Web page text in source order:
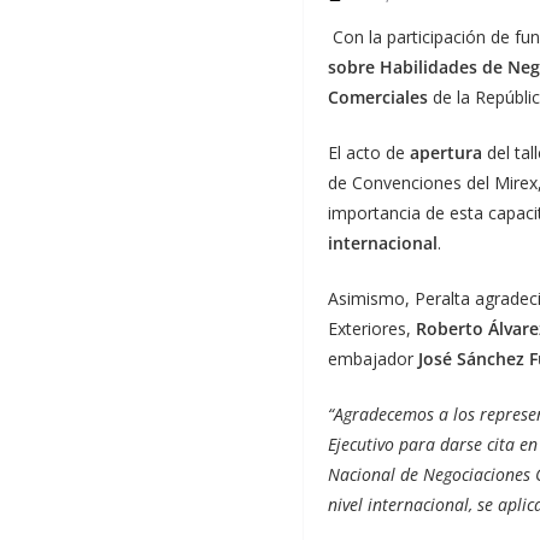
Con la participación de
sobre Habilidades de
Comerciales de la
El acto de apertura del
de Convenciones del
importancia de esta
internacional.
Asimismo, Peralta
Exteriores, Roberto
embajador José Sánchez
“Agradecemos a los
Ejecutivo para darse cita
Nacional de Negociaciones
nivel internacional, se